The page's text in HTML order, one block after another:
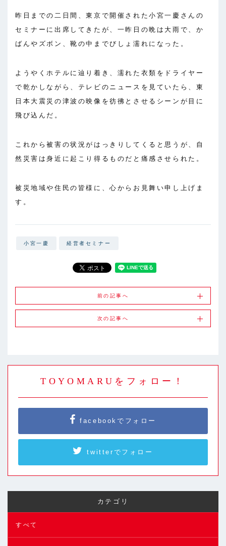
昨日までの二日間、東京で開催された小宮一慶さんの
セミナーに出席してきたが、一昨日の晩は大雨で、か
ばんやズボン、靴の中までびしょ濡れになった。
ようやくホテルに辿り着き、濡れた衣類をドライヤー
で乾かしながら、テレビのニュースを見ていたら、東
日本大震災の津波の映像を彷彿とさせるシーンが目に
飛び込んだ。
これから被害の状況がはっきりしてくると思うが、自
然災害は身近に起こり得るものだと痛感させられた。
被災地域や住民の皆様に、心からお見舞い申し上げま
す。
小宮一慶 経営者セミナー
前の記事へ
次の記事へ
TOYOMARUをフォロー！
facebookでフォロー
twitterでフォロー
カテゴリ
すべて